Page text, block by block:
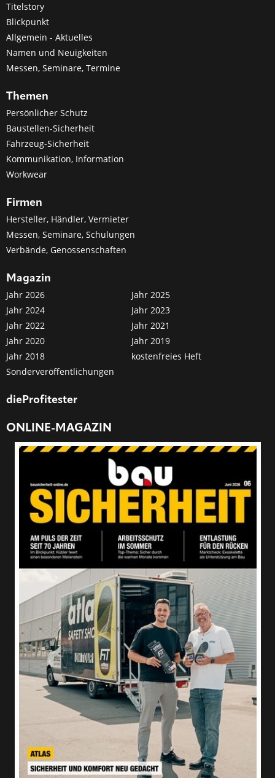
Titelstory
Blickpunkt
Allgemein - Aktuelles
Namen und Neuigkeiten
Messen, Seminare, Termine
Themen
Persönlicher Schutz
Baustellen-Sicherheit
Fahrzeug-Sicherheit
Kommunikation, Information
Workwear
Firmen
Hersteller, Händler, Vermieter
Messen, Seminare, Schulungen
Verbände, Genossenschaften
Magazin
Jahr 2026
Jahr 2025
Jahr 2024
Jahr 2023
Jahr 2022
Jahr 2021
Jahr 2020
Jahr 2019
Jahr 2018
kostenfreies Heft
Sonderveröffentlichungen
dieProfitester
ONLINE-MAGAZIN